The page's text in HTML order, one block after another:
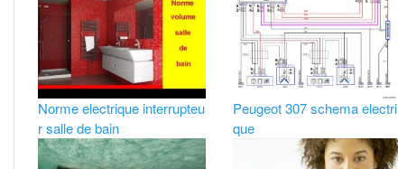
Norme electrique interrupteu
r salle de bain
Peugeot 307 schema electri
que